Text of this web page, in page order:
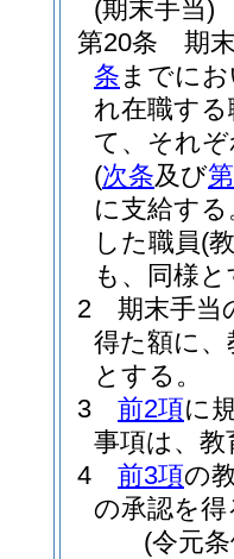
(期末手当)
第20条
期
条 までに
れ在職する
て、それ
(次条及び
に支給する
した職員(
も、同様
2
期末手当
得た額に
とする。
3
前2項に
事項は、
4
前3項の
の承認を
(令元